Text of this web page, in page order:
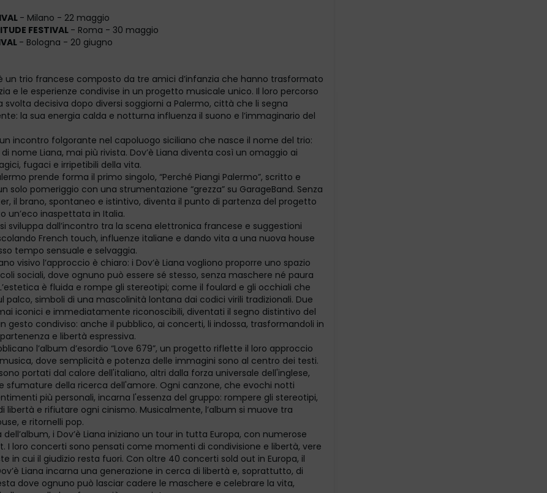
- Milano - 22 maggio
FESTIVAL- Roma - 30 maggio
- Bologna - 20 giugno
è un trio francese composto da tre amici d’infanzia che hanno trasformato
e le esperienze condivise in un progetto musicale unico. Il loro percorso
svolta decisiva dopo diversi soggiorni a Palermo, città che li segna
la sua energia calda e notturna influenza il suono e l’immaginario del
incontro folgorante nel capoluogo siciliano che nasce il nome del trio:
nome Liana, mai più rivista. Dov’è Liana diventa così un omaggio ai
fugaci e irripetibili della vita.
prende forma il primo singolo, “Perché Piangi Palermo”, scritto e
solo pomeriggio con una strumentazione “grezza” su GarageBand. Senza
il brano, spontaneo e istintivo, diventa il punto di partenza del progetto
un’eco inaspettata in Italia.
sviluppa dall’incontro tra la scena elettronica francese e suggestioni
French touch, influenze italiane e dando vita a una nuova house
tempo sensuale e selvaggia.
visivo l’approccio è chiaro: i Dov’è Liana vogliono proporre uno spazio
sociali, dove ognuno può essere sé stesso, senza maschere né paura
è fluida e rompe gli stereotipi; come il foulard e gli occhiali che
palco, simboli di una mascolinità lontana dai codici virili tradizionali. Due
iconici e immediatamente riconoscibili, diventati il segno distintivo del
gesto condiviso: anche il pubblico, ai concerti, li indossa, trasformandoli in
e libertà espressiva.
l’album d’esordio “Love 679”, un progetto riflette il loro approccio
dove semplicità e potenza delle immagini sono al centro dei testi.
portati dal calore dell'italiano, altri dalla forza universale dell'inglese,
sfumature della ricerca dell'amore. Ogni canzone, che evochi notti
più personali, incarna l'essenza del gruppo: rompere gli stereotipi,
libertà e rifiutare ogni cinismo. Musicalmente, l’album si muove tra
e ritornelli pop.
dell’album, i Dov’è Liana iniziano un tour in tutta Europa, con numerose
I loro concerti sono pensati come momenti di condivisione e libertà, vere
in cui il giudizio resta fuori. Con oltre 40 concerti sold out in Europa, il
Liana incarna una generazione in cerca di libertà e, soprattutto, di
dove ognuno può lasciar cadere le maschere e celebrare la vita,